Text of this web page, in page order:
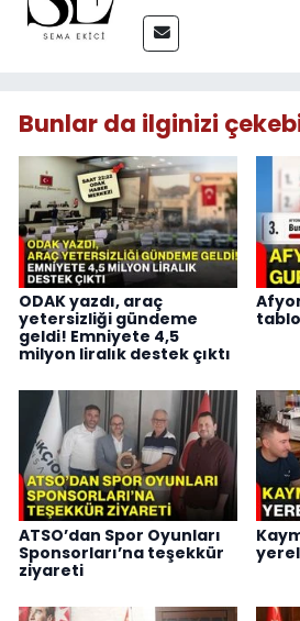
Bunlar da ilginizi
ODAK yazdı, araç
yetersizliği gündeme
geldi! Emniyete 4,5
milyon liralık destek çıktı
tablo
ATSO’dan Spor Oyunları
Sponsorları’na teşekkür
ziyareti